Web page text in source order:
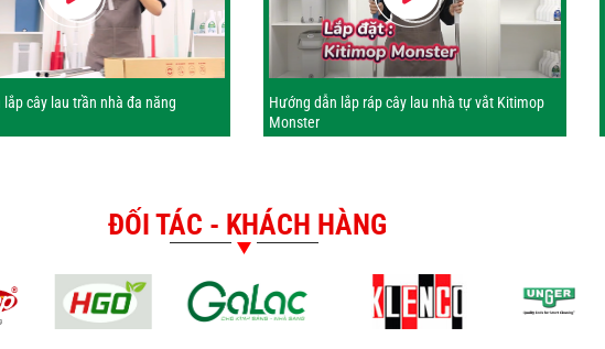
cây lau trần nhà đa năng
Hướng dẫn lắp ráp cây lau nhà tự vắt Kitimop
Monster
ĐỐI TÁC - KHÁCH HÀNG